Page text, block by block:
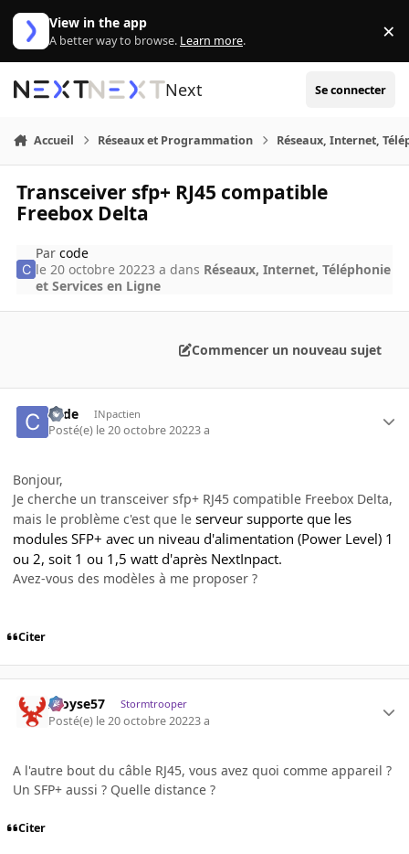
Aller au contenu
View in the app
A better way to browse. Learn more. ×
Next Se connecter
Accueil Réseaux et Programmation Réseaux, Internet,
Transceiver sfp+ RJ45 compatible
Freebox Delta
Parcode
le 20 octobre 20223 a dans Réseaux, Internet, Téléphonie
et Services en Ligne
Commencer un nouveau sujet
code INpactien
Posté(e) le 20 octobre 20223 a
Bonjour,
Je cherche un transceiver sfp+ RJ45 compatible Freebox Delta,
mais le problème c'est que le serveur supporte que les
modules SFP+ avec un niveau d'alimentation (Power Level) 1
ou 2, soit 1 ou 1,5 watt d'après NextInpact.
Avez-vous des modèles à me proposer ?
Citer
Aloyse57 Stormtrooper
Posté(e) le 20 octobre 20223 a
A l'autre bout du câble RJ45, vous avez quoi comme appareil ?
Un SFP+ aussi ? Quelle distance ?
Citer